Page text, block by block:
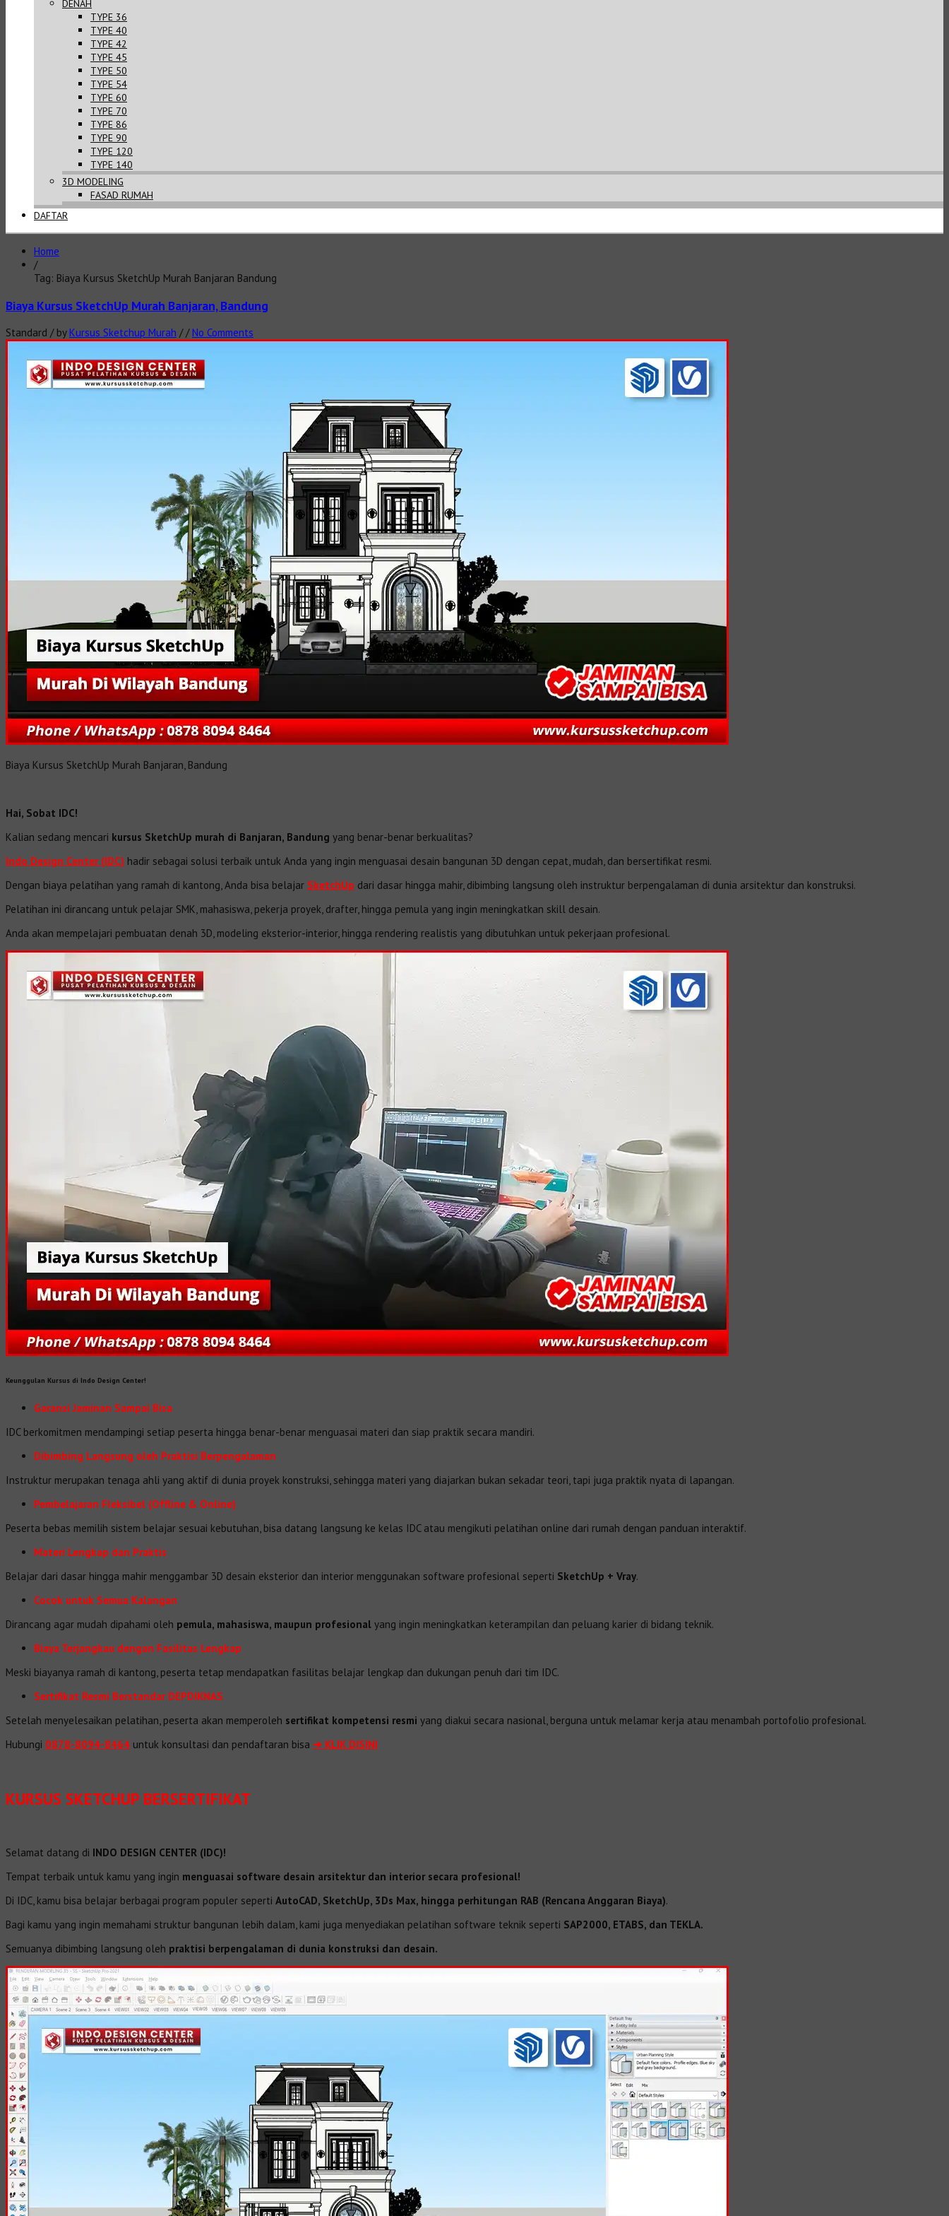
DENAH
TYPE 36
TYPE 40
TYPE 42
TYPE 45
TYPE 50
TYPE 54
TYPE 60
TYPE 70
TYPE 86
TYPE 90
TYPE 120
TYPE 140
3D MODELING
FASAD RUMAH
DAFTAR
Home
/
Tag: Biaya Kursus SketchUp Murah Banjaran Bandung
Biaya Kursus SketchUp Murah Banjaran, Bandung
Standard / byKursus Sketchup Murah //No Comments
Biaya Kursus SketchUp Murah Banjaran, Bandung
Hai, Sobat IDC!
Kalian sedang mencari kursus SketchUp murah di Banjaran, Bandung yang benar-benar berkualitas?
Indo Design Center (IDC) hadir sebagai solusi terbaik untuk Anda yang ingin menguasai desain bangunan 3D dengan cepat, mudah, dan bersertifikat resmi.
Dengan biaya pelatihan yang ramah di kantong, Anda bisa belajar SketchUp dari dasar hingga mahir, dibimbing langsung oleh instruktur berpengalaman di dunia arsitektur dan konstruksi.
Pelatihan ini dirancang untuk pelajar SMK, mahasiswa, pekerja proyek, drafter, hingga pemula yang ingin meningkatkan skill desain.
Anda akan mempelajari pembuatan denah 3D, modeling eksterior-interior, hingga rendering realistis yang dibutuhkan untuk pekerjaan profesional.
Keunggulan Kursus di Indo Design Center!
Garansi Jaminan Sampai Bisa
IDC berkomitmen mendampingi setiap peserta hingga benar-benar menguasai materi dan siap praktik secara mandiri.
Dibimbing Langsung oleh Praktisi Berpengalaman
Instruktur merupakan tenaga ahli yang aktif di dunia proyek konstruksi, sehingga materi yang diajarkan bukan sekadar teori, tapi juga praktik nyata di lapangan.
Pembelajaran Fleksibel (Offline & Online)
Peserta bebas memilih sistem belajar sesuai kebutuhan, bisa datang langsung ke kelas IDC atau mengikuti pelatihan online dari rumah dengan panduan interaktif.
Materi Lengkap dan Praktis
Belajar dari dasar hingga mahir menggambar 3D desain eksterior dan interior menggunakan software profesional seperti SketchUp + Vray.
Cocok untuk Semua Kalangan
Dirancang agar mudah dipahami oleh pemula, mahasiswa, maupun profesional yang ingin meningkatkan keterampilan dan peluang karier di bidang teknik.
Biaya Terjangkau dengan Fasilitas Lengkap
Meski biayanya ramah di kantong, peserta tetap mendapatkan fasilitas belajar lengkap dan dukungan penuh dari tim IDC.
Sertifikat Resmi Berstandar DEPDIKNAS
Setelah menyelesaikan pelatihan, peserta akan memperoleh sertifikat kompetensi resmi yang diakui secara nasional, berguna untuk melamar kerja atau menambah portofolio profesional.
Hubungi 0878-8094-8464 untuk konsultasi dan pendaftaran bisa ➔ KLIK DISINI
KURSUS SKETCHUP BERSERTIFIKAT
Selamat datang di INDO DESIGN CENTER (IDC)!
Tempat terbaik untuk kamu yang ingin menguasai software desain arsitektur dan interior secara profesional!
Di IDC, kamu bisa belajar berbagai program populer seperti AutoCAD, SketchUp, 3Ds Max, hingga perhitungan RAB (Rencana Anggaran Biaya).
Bagi kamu yang ingin memahami struktur bangunan lebih dalam, kami juga menyediakan pelatihan software teknik seperti SAP2000, ETABS, dan TEKLA.
Semuanya dibimbing langsung oleh praktisi berpengalaman di dunia konstruksi dan desain.